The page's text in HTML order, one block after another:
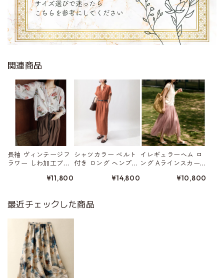
関連商品
長袖 ヴィンテージフ
ラワー しわ加工ブラ
¥11,800
シャツカラー ベルト
付き ロング ヘンプ素
¥14,800
イレギュラーヘム ロ
ング Aラインスカー
¥10,800
最近チェックした商品